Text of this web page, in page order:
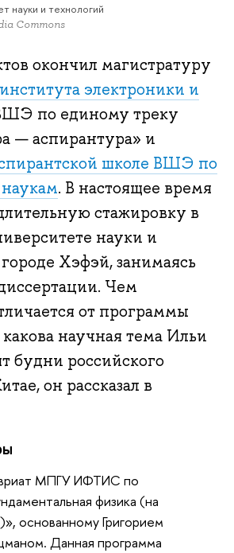
науки и технологий
Commons
окончил магистратуру
электроники и
по единому треку
— аспирантура» и
школе ВШЭ по
. В настоящее время
стажировку в
науки и
Хэфэй, занимаясь
Чем
от программы
научная тема Ильи
будни российского
он рассказал в
МПГУ ИФТИС по
физика (на
основанному Григорием
Данная программа